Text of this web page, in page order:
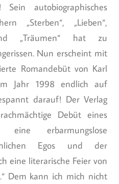
Sein autobiographisches
„Sterben“, „Lieben“,
„Träumen“ hat zu
Nun erscheint mit
Romandebüt von Karl
Jahr 1998 endlich auf
darauf! Der Verlag
Debüt eines
eine erbarmungslose
Egos und der
eine literarische Feier von
Dem kann ich mich nicht